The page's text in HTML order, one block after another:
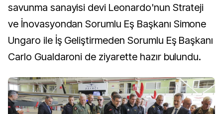
savunma sanayisi devi Leonardo'nun Strateji
ve İnovasyondan Sorumlu Eş Başkanı Simone
Ungaro ile İş Geliştirmeden Sorumlu Eş Başkanı
Carlo Gualdaroni de ziyarette hazır bulundu.